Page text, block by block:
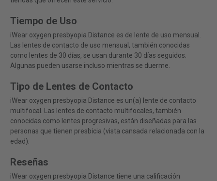
Tiempo de Uso
iWear oxygen presbyopia Distance es de lente de uso mensual.
Las lentes de contacto de uso mensual, también conocidas
como lentes de 30 días, se usan durante 30 días seguidos.
Algunas pueden usarse incluso mientras se duerme.
Tipo de Lentes de Contacto
iWear oxygen presbyopia Distance es un(a) lente de contacto
multifocal. Las lentes de contacto multifocales, también
conocidas como lentes progresivas, están diseñadas para las
personas que tienen presbicia (vista cansada relacionada con la
edad).
Reseñas
iWear oxygen presbyopia Distance tiene una calificación